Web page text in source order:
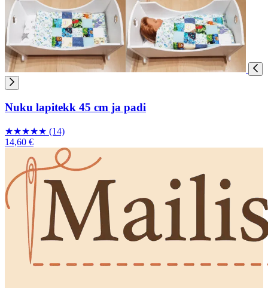
Nuku lapitekk 45 cm ja padi
★★★★★ (14)
14,60 €